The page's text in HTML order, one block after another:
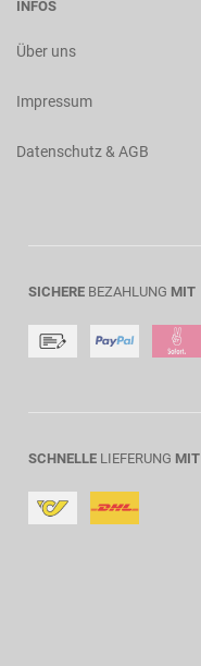
INFOS
Über uns
Impressum
Datenschutz & AGB
SICHERE BEZAHLUNG MIT
SCHNELLE LIEFERUNG MIT